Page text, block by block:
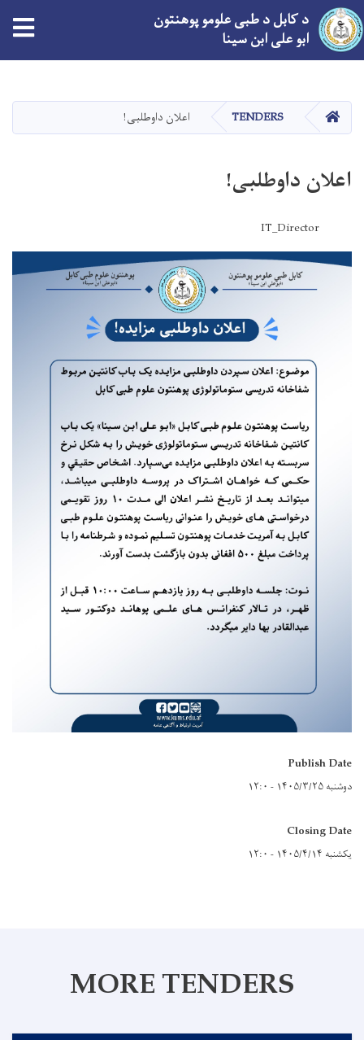
دانګل
د کابل د طبی علومو پوهنتون
ابو علی ابن سینا
کور TENDERS اعلان داوطلبی!
اعلان داوطلبی!
IT_Director
Publish Date
دوشنبه ۱۴۰۵/۳/۲۵ - ۱۲:۰
Closing Date
یکشنبه ۱۴۰۵/۴/۱۴ - ۱۲:۰
MORE TENDERS